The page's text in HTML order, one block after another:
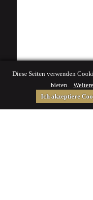
Diese Seiten verwenden
bieten.
Ich akzeptiere